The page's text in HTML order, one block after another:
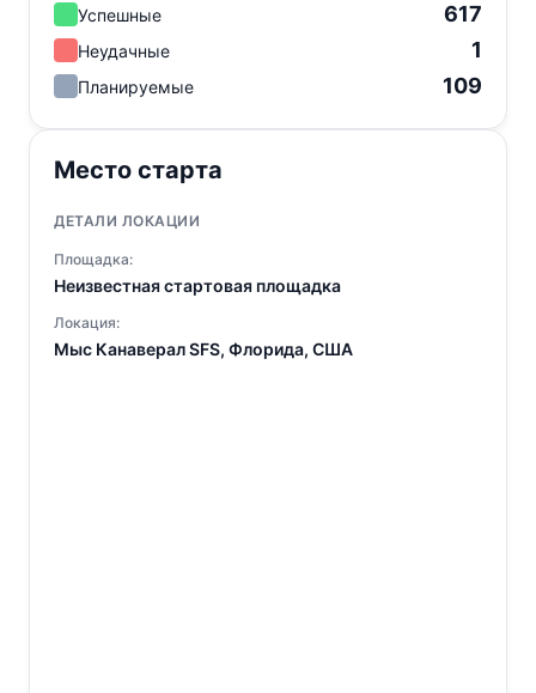
Успешные 617
Неудачные 1
Планируемые 109
Место старта
ДЕТАЛИ ЛОКАЦИИ
Площадка:
Неизвестная стартовая площадка
Локация:
Мыс Канаверал SFS, Флорида, США